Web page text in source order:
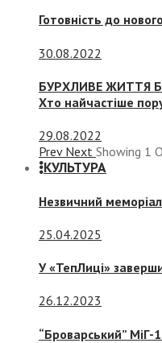
Готовність до
30.08.2022
БУРХЛИВЕ ЖИТТЯ
Хто найчастіше
29.08.2022
Prev Next Showing 1
КУЛЬТУРА
Незвичний
25.04.2025
У «ТепЛиці»
26.12.2023
“Броварський” МіГ-